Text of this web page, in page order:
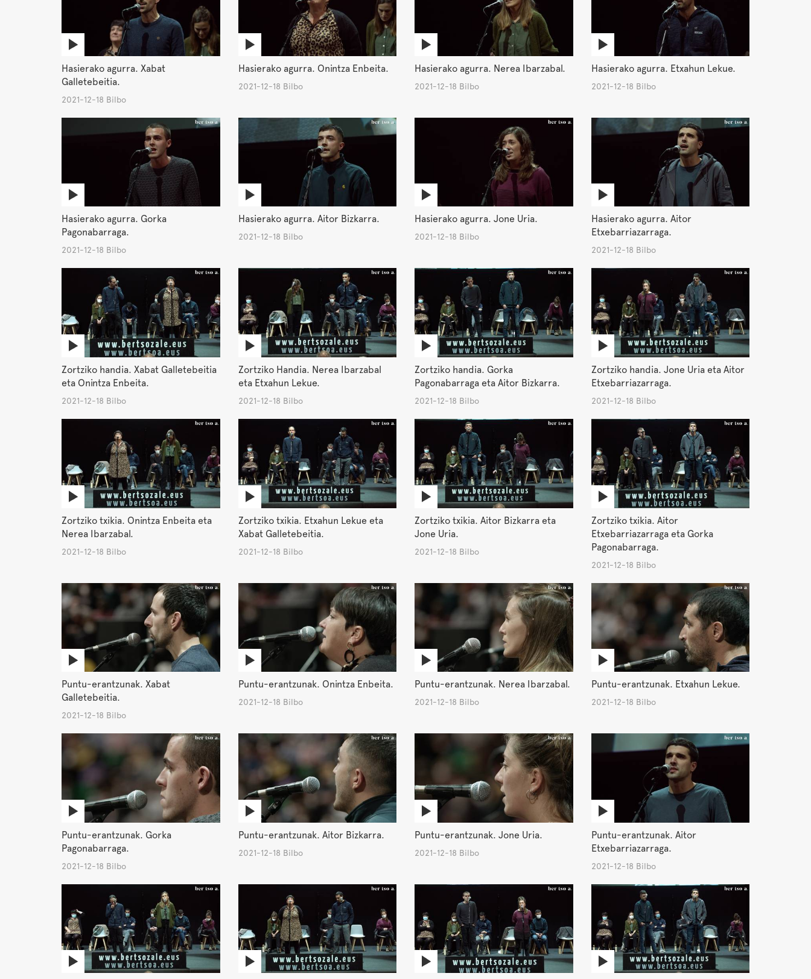
Hasierako agurra. Xabat
Galletebeitia.
2021-12-18 Bilbo
Hasierako agurra. Onintza Enbeita.
2021-12-18 Bilbo
Hasierako agurra. Nerea Ibarzabal.
2021-12-18 Bilbo
Hasierako agurra. Etxahun Lekue.
2021-12-18 Bilbo
Hasierako agurra. Gorka
Pagonabarraga.
2021-12-18 Bilbo
Hasierako agurra. Aitor Bizkarra.
2021-12-18 Bilbo
Hasierako agurra. Jone Uria.
2021-12-18 Bilbo
Hasierako agurra. Aitor
Etxebarriazarraga.
2021-12-18 Bilbo
Zortziko handia. Xabat Galletebeitia
eta Onintza Enbeita.
2021-12-18 Bilbo
Zortziko Handia. Nerea Ibarzabal
eta Etxahun Lekue.
2021-12-18 Bilbo
Zortziko handia. Gorka
Pagonabarraga eta Aitor Bizkarra.
2021-12-18 Bilbo
Zortziko handia. Jone Uria eta Aitor
Etxebarriazarraga.
2021-12-18 Bilbo
Zortziko txikia. Onintza Enbeita eta
Nerea Ibarzabal.
2021-12-18 Bilbo
Zortziko txikia. Etxahun Lekue eta
Xabat Galletebeitia.
2021-12-18 Bilbo
Zortziko txikia. Aitor Bizkarra eta
Jone Uria.
2021-12-18 Bilbo
Zortziko txikia. Aitor
Etxebarriazarraga eta Gorka
Pagonabarraga.
2021-12-18 Bilbo
Puntu-erantzunak. Xabat
Galletebeitia.
2021-12-18 Bilbo
Puntu-erantzunak. Onintza Enbeita.
2021-12-18 Bilbo
Puntu-erantzunak. Nerea Ibarzabal.
2021-12-18 Bilbo
Puntu-erantzunak. Etxahun Lekue.
2021-12-18 Bilbo
Puntu-erantzunak. Gorka
Pagonabarraga.
2021-12-18 Bilbo
Puntu-erantzunak. Aitor Bizkarra.
2021-12-18 Bilbo
Puntu-erantzunak. Jone Uria.
2021-12-18 Bilbo
Puntu-erantzunak. Aitor
Etxebarriazarraga.
2021-12-18 Bilbo